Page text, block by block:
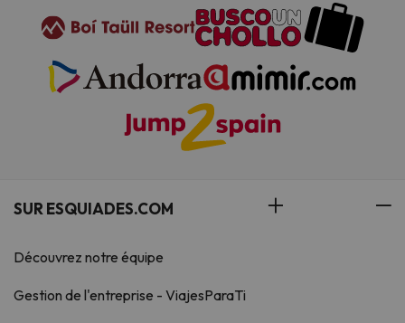
SUR ESQUIADES.COM
Découvrez notre équipe
Gestion de l'entreprise - ViajesParaTi